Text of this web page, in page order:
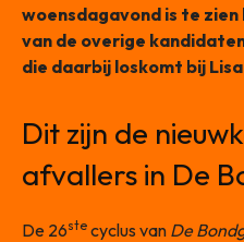
woensdagavond is te
van de overige
die daarbij loskomt bij
Dit zijn de
afvallers in De
De 26ste cyclus van De